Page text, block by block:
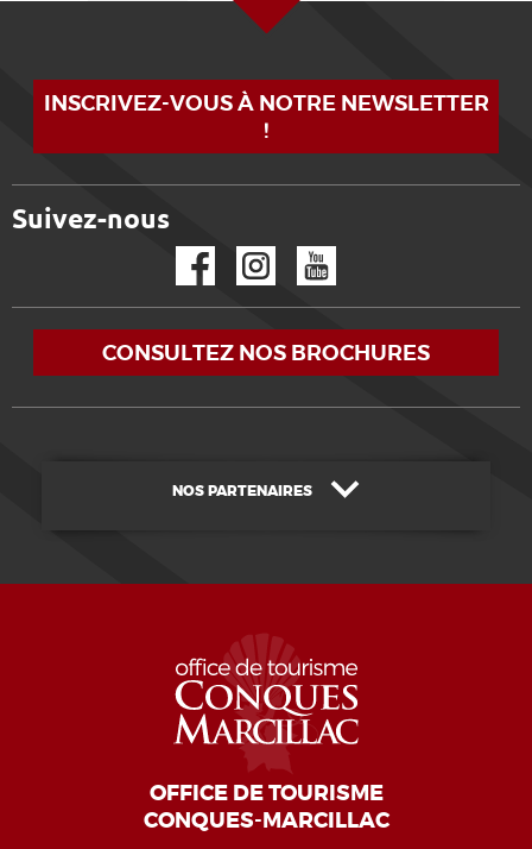
INSCRIVEZ-VOUS À NOTRE NEWSLETTER
!
Suivez-nous
CONSULTEZ NOS BROCHURES
NOS PARTENAIRES
OFFICE DE TOURISME
CONQUES-MARCILLAC